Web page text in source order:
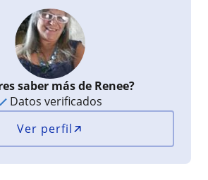
saber más de Renee?
Datos verificados
Ver perfil